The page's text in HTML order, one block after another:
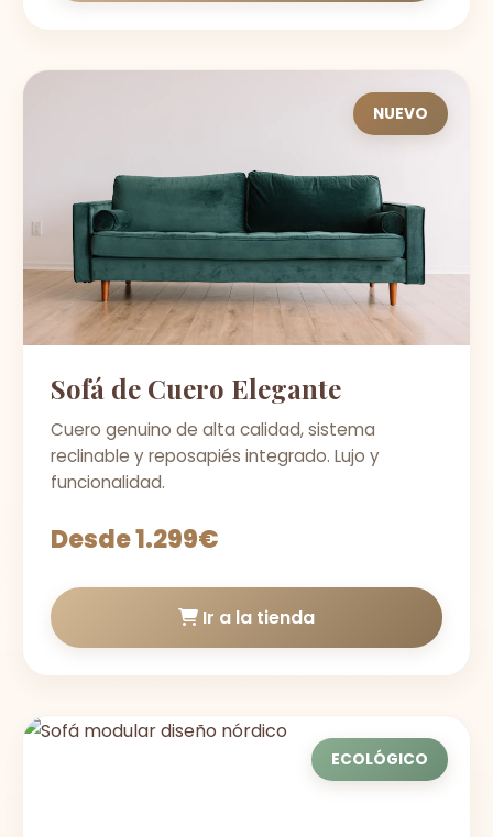
NUEVO
Sofá de Cuero Elegante
Cuero genuino de alta calidad, sistema
reclinable y reposapiés integrado. Lujo y
funcionalidad.
Desde 1.299€
Ir a la tienda
ECOLÓGICO